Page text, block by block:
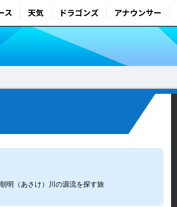
ス 天気 ドラゴンズ アナウンサー
明（あさけ）川の源流を探す旅